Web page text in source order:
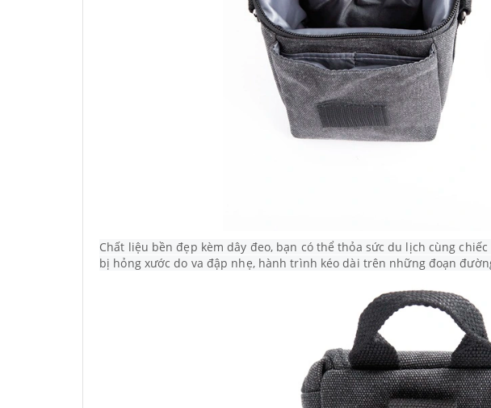
Chất liệu bền đẹp kèm dây đeo, bạn có thể thỏa sức du lịch cùng
bị hỏng xước do va đập nhẹ, hành trình kéo dài trên những đoạn